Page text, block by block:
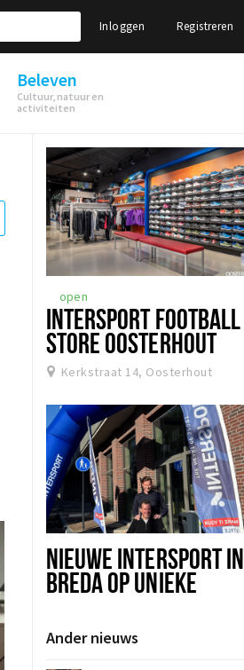
Inloggen Registreren
Beleven
Cultuur, natuur en
activiteiten
open
INTERSPORT FOOTBALL
STORE OOSTERHOUT
Kerkstraat 14, Oosterhout
NIEUWE INTERSPORT IN
BREDA OP UNIEKE
EN BELEVING ONDER ÉÉN
DAK
Ander nieuws